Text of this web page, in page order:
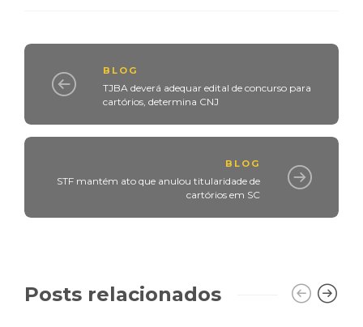
BLOG
TJBA deverá adequar edital de concurso para
cartórios, determina CNJ
BLOG
STF mantém ato que anulou titularidade de
cartórios em SC
Posts relacionados